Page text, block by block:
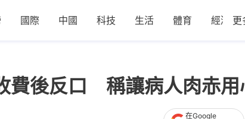
國際 中國 科技 生活 體育 經濟 更
後反口 稱讓病人肉赤用
在Google